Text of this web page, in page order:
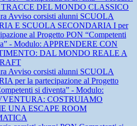
DEL MONDO CLASSICO
Avviso corsisti alunni SCUOLA
E SCUOLA SECONDARIA I per
al Progetto PON “Competenti
- Modulo: APPRENDERE CON
DAL MONDO REALE A
Avviso corsisti alunni SCUOLA
per la partecipazione al Progetto
si diventa” - Modulo:
COSTRUIAMO
UNA ESCAPE ROOM